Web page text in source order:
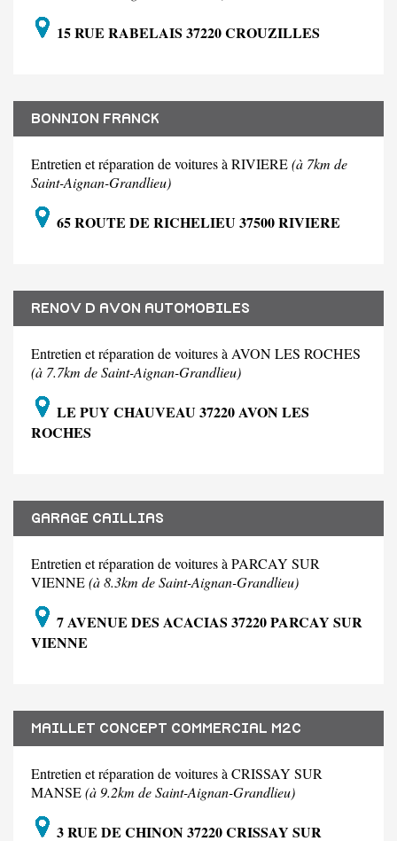
15 RUE RABELAIS 37220 CROUZILLES
BONNION FRANCK
Entretien et réparation de voitures à RIVIERE(à 7km de
Saint-Aignan-Grandlieu)
65 ROUTE DE RICHELIEU 37500 RIVIERE
RENOV D AVON AUTOMOBILES
Entretien et réparation de voitures à AVON LES ROCHES
(à 7.7km de Saint-Aignan-Grandlieu)
LE PUY CHAUVEAU 37220 AVON LES
ROCHES
GARAGE CAILLIAS
Entretien et réparation de voitures à PARCAY SUR
VIENNE(à 8.3km de Saint-Aignan-Grandlieu)
7 AVENUE DES ACACIAS 37220 PARCAY SUR
VIENNE
MAILLET CONCEPT COMMERCIAL M2C
Entretien et réparation de voitures à CRISSAY SUR
MANSE(à 9.2km de Saint-Aignan-Grandlieu)
3 RUE DE CHINON 37220 CRISSAY SUR